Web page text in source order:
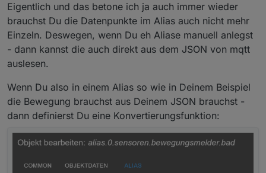
geholfen hast ;-)
Eigentlich und das betone ich ja auch immer wieder
brauchst Du die Datenpunkte im Alias auch nicht mehr
Einzeln. Deswegen, wenn Du eh Aliase manuell anlegst
- dann kannst die auch direkt aus dem JSON von mqtt
auslesen.
Wenn Du also in einem Alias so wie in Deinem Beispiel
die Bewegung brauchst aus Deinem JSON brauchst -
dann definierst Du eine Konvertierungsfunktion: